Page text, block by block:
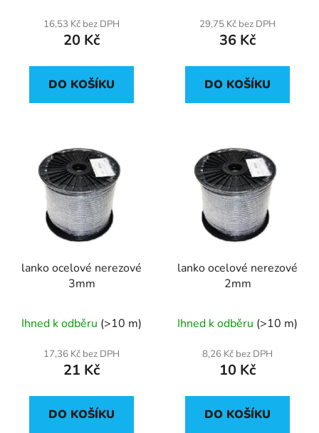
16,53 Kč bez DPH
20 Kč
DO KOŠÍKU
29,75 Kč bez DPH
36 Kč
DO KOŠÍKU
lanko ocelové nerezové
3mm
Ihned k odběru (>10 m)
17,36 Kč bez DPH
21 Kč
DO KOŠÍKU
lanko ocelové nerezové
2mm
Ihned k odběru (>10 m)
8,26 Kč bez DPH
10 Kč
DO KOŠÍKU